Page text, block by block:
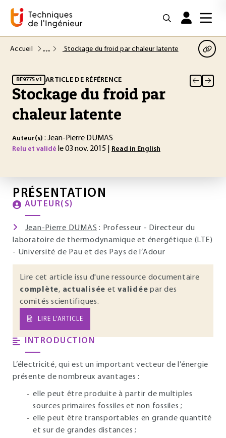
Accueil Stockage du froid par chaleur latente
BE9775 v1 ARTICLE DE RÉFÉRENCE
Stockage du froid par
chaleur latente
Auteur(s) : Jean-Pierre DUMAS
Relu et validé le 03 nov. 2015 | Read in English
PRÉSENTATION
AUTEUR(S)
Jean-Pierre DUMAS : Professeur - Directeur du
laboratoire de thermodynamique et énergétique (LTE)
- Université de Pau et des Pays de l’Adour
Lire cet article issu d'une ressource documentaire
complète, actualisée et validée par des
comités scientifiques.
LIRE L’ARTICLE
INTRODUCTION
L’électricité, qui est un important vecteur de l’énergie
présente de nombreux avantages :
elle peut être produite à partir de multiples
sources primaires fossiles et non fossiles ;
elle peut être transportables en grande quantité
et sur de grandes distances ;